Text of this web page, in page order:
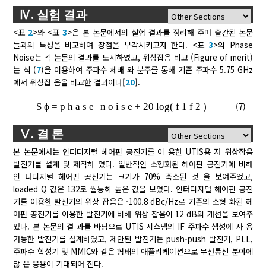
Ⅳ. 실험 결과
<표 2>와 <표3>은 본 논문에서의 실험 결과를 정리해 주며 출간된 논문
들과의 특성을 비교하여 장점을 부각시키고자 한다. <표3>의 Phase
Noise는 각 논문의 결과를 도시하였고, 위상잡음 비교 (Figure of merit)
는 식 (7)을 이용하여 주파수 체배 와 분주를 통해 기준 주파수 5.75 GHz
에서 위상잡 음을 비교한 결과이다[20].
S ϕ = p h a s e n o i s e + 20 log( f 1 f 2 ) (7)
Ⅴ. 결 론
본 논문에서는 인터디지털 헤어핀 공진기를 이 용한 UTIS용 저 위상잡음
발진기를 설계 및 제작하 였다. 일반적인 소형화된 헤어핀 공진기에 비해
인 터디지털 헤어핀 공진기는 크기가 70% 축소된 것 을 보여주었고,
loaded Q 값은 132로 월등히 높은 값을 보였다. 인터디지털 헤어핀 공진
기를 이용한 발진기의 위상 잡음은 -100.8 dBc/Hz로 기존의 소형 화된 헤
어핀 공진기를 이용한 발진기에 비해 위상 잡음이 12 dB의 개선을 보여주
었다. 본 논문의 결 과를 바탕으로 UTIS 시스템의 IF 주파수 생성에 사 용
가능한 발진기를 설계하였고, 제안된 발진기는 push-push 발진기, PLL,
주파수 합성기 및 MMIC와 같은 형태의 애플리케이션으로 무선통신 분야에
많 은 응용이 기대되어 진다.